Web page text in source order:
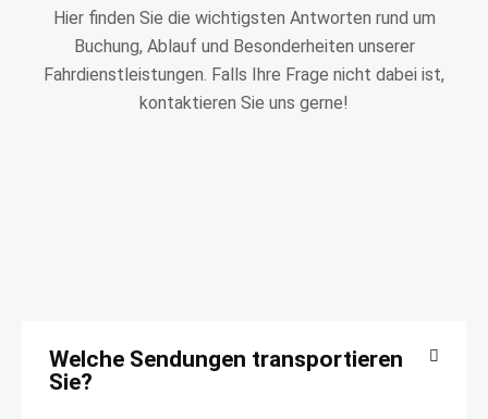
Hier finden Sie die wichtigsten Antworten rund um
Buchung, Ablauf und Besonderheiten unserer
Fahrdienstleistungen. Falls Ihre Frage nicht dabei ist,
kontaktieren Sie uns gerne!
Welche Sendungen transportieren
Sie?